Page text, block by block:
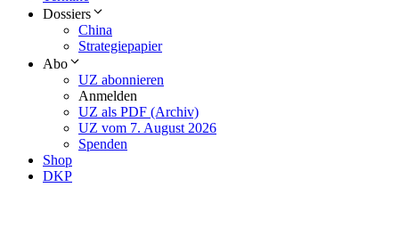
Dossiers
China
Strategiepapier
Abo
UZ abonnieren
Anmelden
UZ als PDF (Archiv)
UZ vom 7. August 2026
Spenden
Shop
DKP